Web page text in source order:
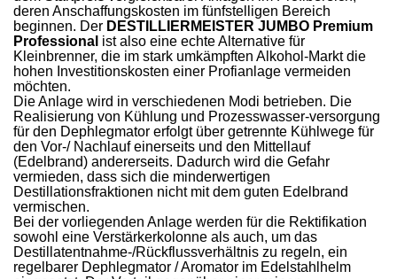
deren Anschaffungskosten im fünfstelligen Bereich
beginnen. Der DESTILLIERMEISTER JUMBO Premium
Professional ist also eine echte Alternative für
Kleinbrenner, die im stark umkämpften Alkohol-Markt die
hohen Investitionskosten einer Profianlage vermeiden
möchten.
Die Anlage wird in verschiedenen Modi betrieben. Die
Realisierung von Kühlung und Prozesswasser-versorgung
für den Dephlegmator erfolgt über getrennte Kühlwege für
den Vor-/ Nachlauf einerseits und den Mittellauf
(Edelbrand) andererseits. Dadurch wird die Gefahr
vermieden, dass sich die minderwertigen
Destillationsfraktionen nicht mit dem guten Edelbrand
vermischen.
Bei der vorliegenden Anlage werden für die Rektifikation
sowohl eine Verstärkerkolonne als auch, um das
Destillatentnahme-/Rückflussverhältnis zu regeln, ein
regelbarer Dephlegmator / Aromator im Edelstahlhelm